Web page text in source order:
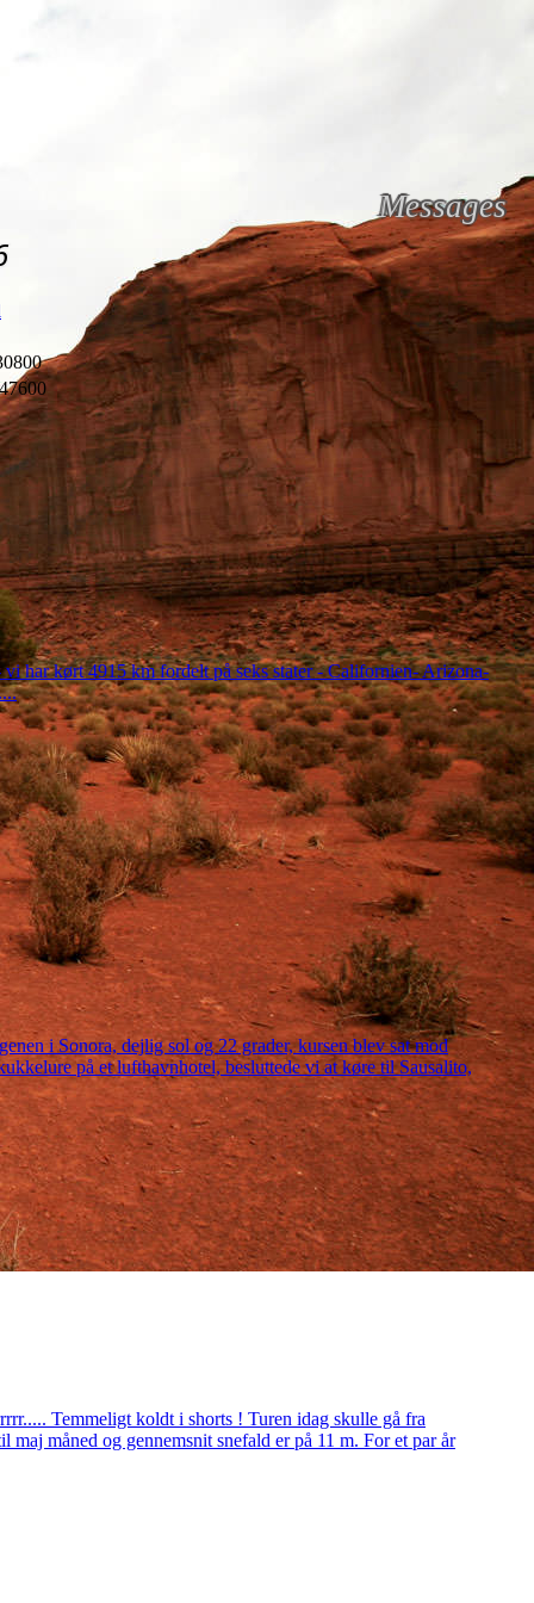
Messages
har kørt 4915 km fordelt på seks stater - Californien- Arizona-
i Sonora, dejlig sol og 22 grader, kursen blev sat mod
på et lufthavnhotel, besluttede vi at køre til Sausalito,
Temmeligt koldt i shorts ! Turen idag skulle gå fra
måned og gennemsnit snefald er på 11 m. For et par år